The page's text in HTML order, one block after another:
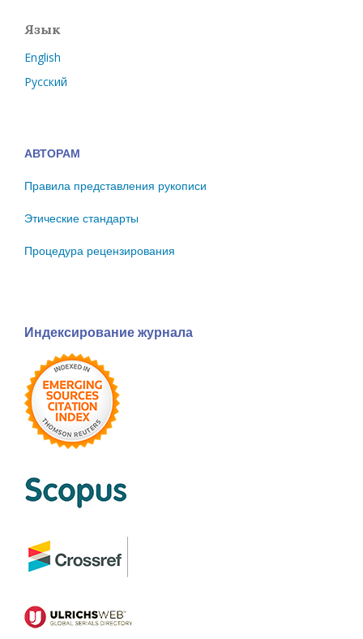
Язык
English
Русский
АВТОРАМ
Правила представления рукописи
Этические стандарты
Процедура рецензирования
Индексирование журнала